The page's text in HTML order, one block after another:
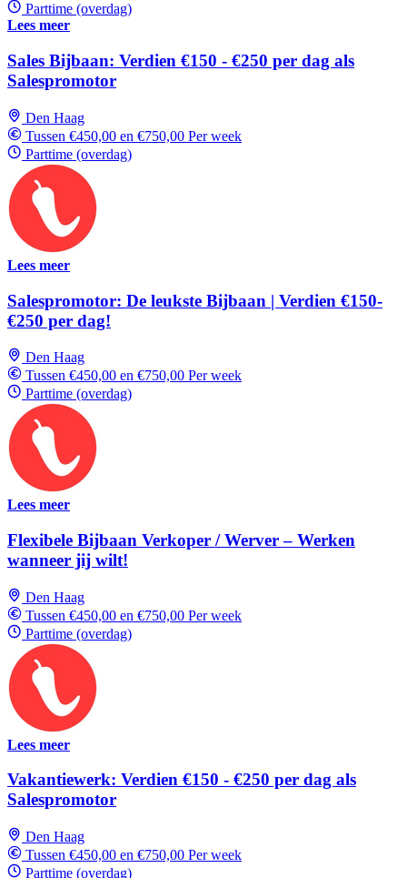
Parttime (overdag)
Lees meer
Sales Bijbaan: Verdien €150 - €250 per dag als
Salespromotor
Den Haag
Tussen €450,00 en €750,00 Per week
Parttime (overdag)
Lees meer
Salespromotor: De leukste Bijbaan | Verdien €150-
€250 per dag!
Den Haag
Tussen €450,00 en €750,00 Per week
Parttime (overdag)
Lees meer
Flexibele Bijbaan Verkoper / Werver – Werken
wanneer jij wilt!
Den Haag
Tussen €450,00 en €750,00 Per week
Parttime (overdag)
Lees meer
Vakantiewerk: Verdien €150 - €250 per dag als
Salespromotor
Den Haag
Tussen €450,00 en €750,00 Per week
Parttime (overdag)